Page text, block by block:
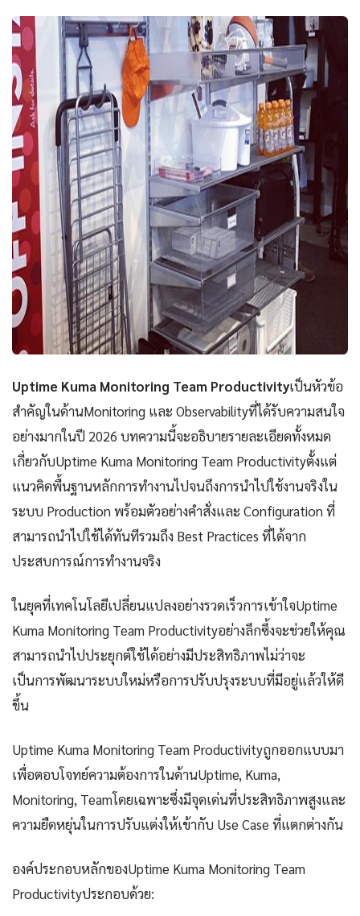
Uptime Kuma Monitoring Team Productivityเป็นหัวข้อ
สำคัญในด้านMonitoring และ Observabilityที่ได้รับความสนใจ
อย่างมากในปี 2026 บทความนี้จะอธิบายรายละเอียดทั้งหมด
เกี่ยวกับUptime Kuma Monitoring Team Productivityตั้งแต่
แนวคิดพื้นฐานหลักการทำงานไปจนถึงการนำไปใช้งานจริงใน
ระบบ Production พร้อมตัวอย่างคำสั่งและ Configuration ที่
สามารถนำไปใช้ได้ทันทีรวมถึง Best Practices ที่ได้จาก
ประสบการณ์การทำงานจริง
ในยุคที่เทคโนโลยีเปลี่ยนแปลงอย่างรวดเร็วการเข้าใจUptime
Kuma Monitoring Team Productivityอย่างลึกซึ้งจะช่วยให้คุณ
สามารถนำไปประยุกต์ใช้ได้อย่างมีประสิทธิภาพไม่ว่าจะ
เป็นการพัฒนาระบบใหม่หรือการปรับปรุงระบบที่มีอยู่แล้วให้ดี
ขึ้น
Uptime Kuma Monitoring Team Productivityถูกออกแบบมา
เพื่อตอบโจทย์ความต้องการในด้านUptime, Kuma,
Monitoring, Teamโดยเฉพาะซึ่งมีจุดเด่นที่ประสิทธิภาพสูงและ
ความยืดหยุ่นในการปรับแต่งให้เข้ากับ Use Case ที่แตกต่างกัน
องค์ประกอบหลักของUptime Kuma Monitoring Team
Productivityประกอบด้วย: